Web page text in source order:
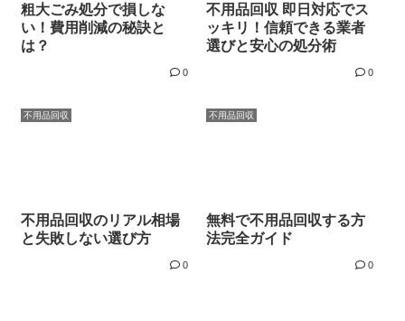
粗大ごみ処分で損しな
い！費用削減の秘訣と
は？
0
不用品回収 即日対応でス
ッキリ！信頼できる業者
選びと安心の処分術
0
不用品回収
不用品回収のリアル相場
と失敗しない選び方
0
不用品回収
無料で不用品回収する方
法完全ガイド
0